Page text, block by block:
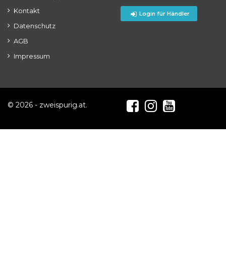
Kontakt
Datenschutz
AGB
Impressum
Login für Händler
© 2026 - zweispurig.at.